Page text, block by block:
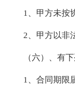
1、甲方未按
2、甲方以非
（六）、有
1、合同期限